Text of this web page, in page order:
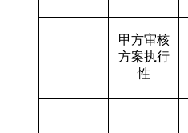
甲方审核
方案执行
性